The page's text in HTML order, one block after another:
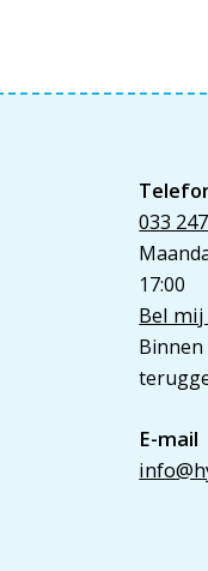
033
17:00
Bel
Binnen
E-mail